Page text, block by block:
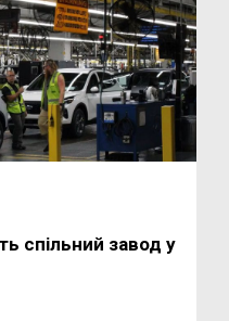
спільний завод у